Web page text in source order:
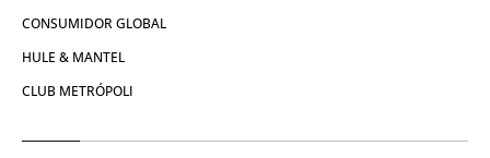
CONSUMIDOR GLOBAL
HULE & MANTEL
CLUB METRÓPOLI